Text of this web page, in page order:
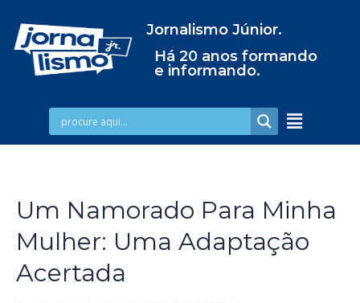
Jornalismo Júnior.
Há 20 anos formando
e informando.
Um Namorado Para Minha
Mulher: Uma Adaptação
Acertada